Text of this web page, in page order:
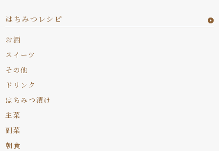
はちみつレシピ
お酒
スイーツ
その他
ドリンク
はちみつ漬け
主菜
副菜
朝食